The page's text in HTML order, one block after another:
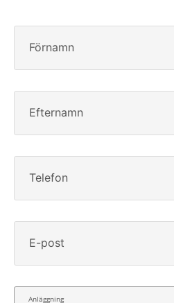
Förnamn
Efternamn
Telefon
E-post